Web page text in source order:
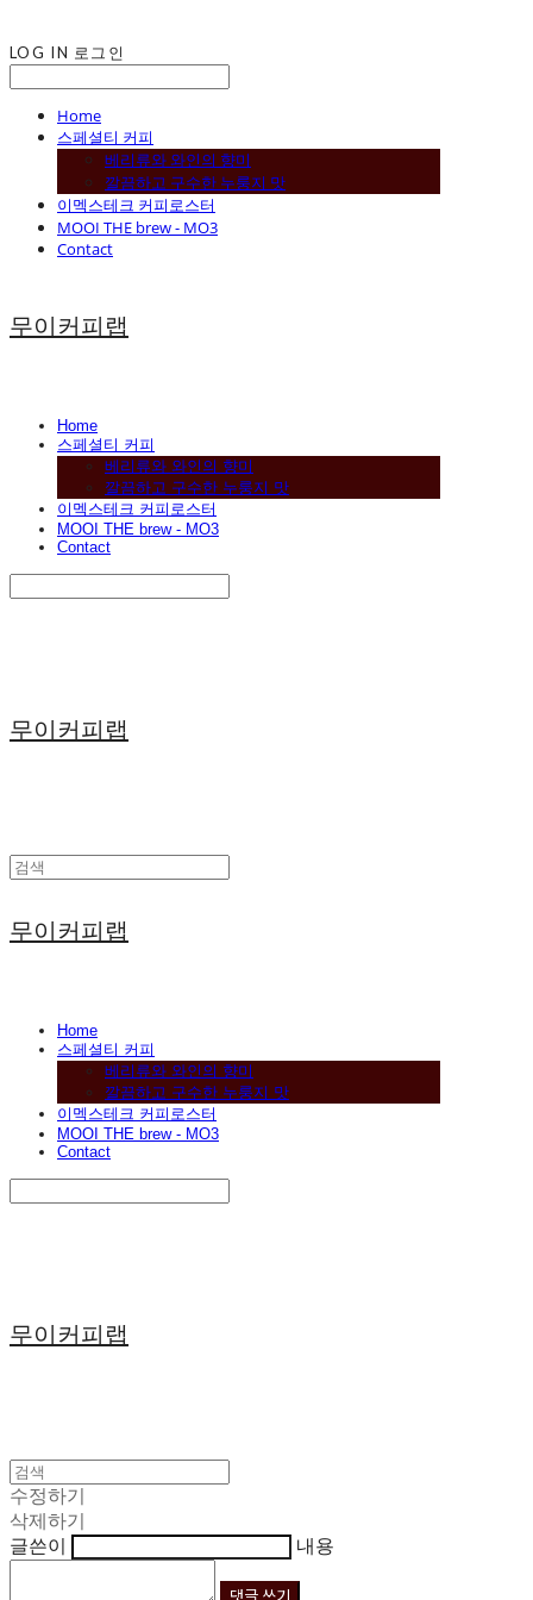
LOG IN 로그인
Home
스페셜티 커피
베리류와 와인의 향미
깔끔하고 구수한 누룽지 맛
이멕스테크 커피로스터
MOOI THE brew - MO3
Contact
무이커피랩
Home
스페셜티 커피
베리류와 와인의 향미
깔끔하고 구수한 누룽지 맛
이멕스테크 커피로스터
MOOI THE brew - MO3
Contact
무이커피랩
무이커피랩
Home
스페셜티 커피
베리류와 와인의 향미
깔끔하고 구수한 누룽지 맛
이멕스테크 커피로스터
MOOI THE brew - MO3
Contact
무이커피랩
수정하기
삭제하기
글쓴이
내용